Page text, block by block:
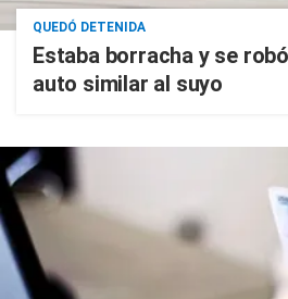
QUEDÓ DETENIDA
Estaba borracha y se
auto similar al suyo